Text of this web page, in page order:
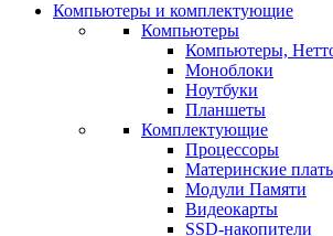
Компьютеры и комплектующие
Компьютеры
Компьютеры,
Моноблоки
Ноутбуки
Планшеты
Комплектующие
Процессоры
Материнские
Модули Памяти
Видеокарты
SSD-накопители